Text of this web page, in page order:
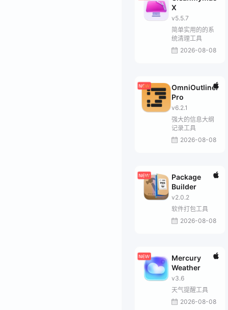
X
v5.5.7
简单实用的的系
统清理工具
2026-08-08
OmniOutliner
Pro
v6.2.1
强大的信息大纲
记录工具
2026-08-08
Package
Builder
v2.0.2
软件打包工具
2026-08-08
Mercury
Weather
v3.6
天气提醒工具
2026-08-08